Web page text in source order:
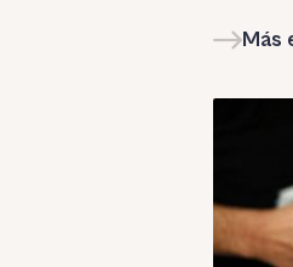
Más